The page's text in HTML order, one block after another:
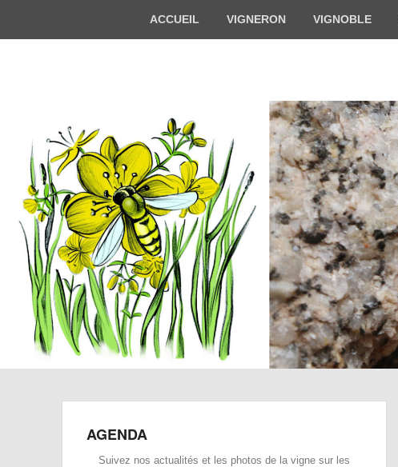
haut
ACCUEIL VIGNERON VIGNOBLE
Vigneron bio en Alsace
AGENDA
Suivez nos actualités et les photos de la vigne sur les